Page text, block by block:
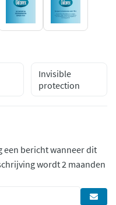
Invisible
protection
een bericht wanneer dit
wordt 2 maanden